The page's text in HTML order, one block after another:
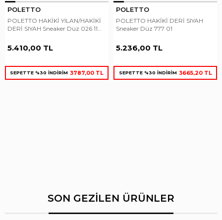
POLETTO
POLETTO HAKİKİ YILAN/HAKİKİ
DERİ SIYAH Sneaker Düz 026 11
5.410,00 TL
SEPETTE %30 İNDİRİM 3787,00 TL
POLETTO
POLETTO HAKİKİ DERİ SIYAH
Sneaker Düz 777 01
5.236,00 TL
SEPETTE %30 İNDİRİM 3665,20 TL
SON GEZİLEN ÜRÜNLER